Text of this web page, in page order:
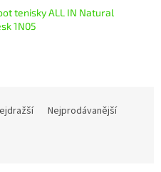
tenisky ALL IN Natural
1N05
Nejprodávanější